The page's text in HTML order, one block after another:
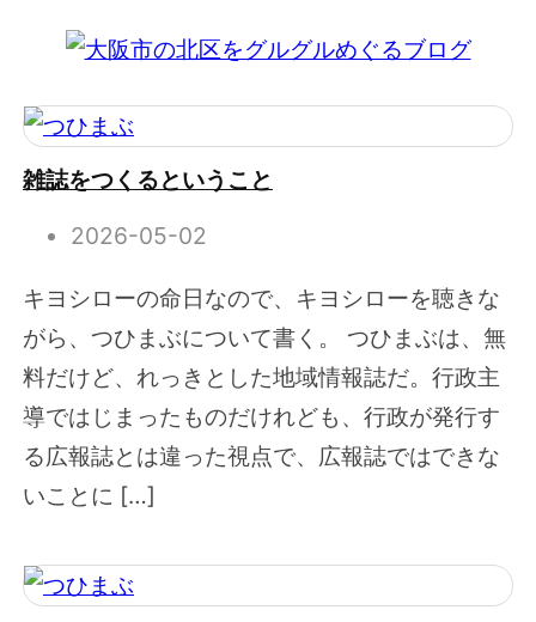
雑誌をつくるということ
2026-05-02
キヨシローの命日なので、キヨシローを聴きな
がら、つひまぶについて書く。 つひまぶは、無
料だけど、れっきとした地域情報誌だ。行政主
導ではじまったものだけれども、行政が発行す
る広報誌とは違った視点で、広報誌ではできな
いことに […]